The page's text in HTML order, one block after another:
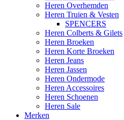
Heren Overhemden
Heren Truien & Vesten
SPENCERS
Heren Colberts & Gilets
Heren Broeken
Heren Korte Broeken
Heren Jeans
Heren Jassen
Heren Ondermode
Heren Accessoires
Heren Schoenen
Heren Sale
Merken